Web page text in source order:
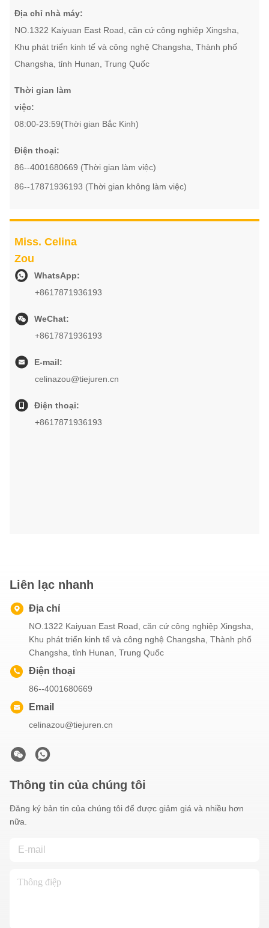
Địa chỉ nhà máy:
NO.1322 Kaiyuan East Road, căn cứ công nghiệp Xingsha,
Khu phát triển kinh tế và công nghệ Changsha, Thành phố
Changsha, tỉnh Hunan, Trung Quốc
Thời gian làm
việc:
08:00-23:59(Thời gian Bắc Kinh)
Điện thoại:
86--4001680669 (Thời gian làm việc)
86--17871936193 (Thời gian không làm việc)
Miss. Celina
Zou
WhatsApp:
+8617871936193
WeChat:
+8617871936193
E-mail:
celinazou@tiejuren.cn
Điện thoại:
+8617871936193
Liên lạc nhanh
Địa chỉ
NO.1322 Kaiyuan East Road, căn cứ công nghiệp Xingsha,
Khu phát triển kinh tế và công nghệ Changsha, Thành phố
Changsha, tỉnh Hunan, Trung Quốc
Điện thoại
86--4001680669
Email
celinazou@tiejuren.cn
Thông tin của chúng tôi
Đăng ký bản tin của chúng tôi để được giảm giá và nhiều hơn
nữa.